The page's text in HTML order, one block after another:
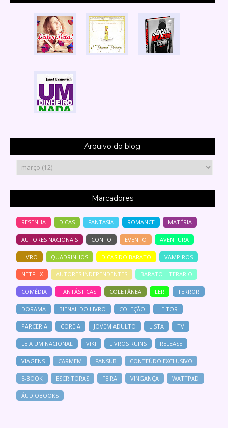
Arquivo do blog
Marcadores
RESENHA DICAS FANTASIA ROMANCE MATÉRIA
AUTORES NACIONAIS CONTO EVENTO AVENTURA
LIVRO QUADRINHOS DICAS DO BARATO VAMPIROS
NETFLIX AUTORES INDEPENDENTES BARATO LITERARIO
COMÉDIA FANTÁSTICAS COLETÂNEA LER TERROR
DORAMA BIENAL DO LIVRO COLEÇÃO LEITOR
PARCERIA COREIA JOVEM ADULTO LISTA TV
LEIA UM NACIONAL VIKI LIVROS RUINS RELEASE
VIAGENS CARMEM FANSUB CONTEÚDO EXCLUSIVO
E-BOOK ESCRITORAS FEIRA VINGANÇA WATTPAD
ÁUDIOBOOKS